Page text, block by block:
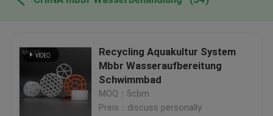
Recycling Aquakultur System
Mbbr Wasseraufbereitung
Schwimmbad
MOQ：5cbm
Preis：discuss personally